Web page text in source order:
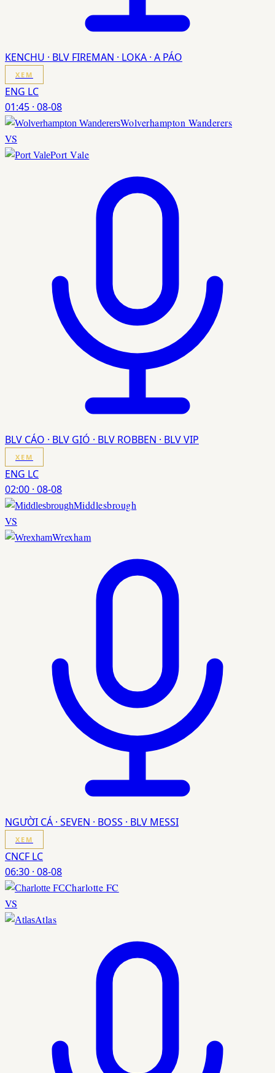
KENCHU · BLV FIREMAN · LOKA · A PÁO
XEM
ENG LC
01:45 · 08-08
Wolverhampton Wanderers
VS
Port Vale
BLV CÁO · BLV GIÓ · BLV ROBBEN · BLV VIP
XEM
ENG LC
02:00 · 08-08
Middlesbrough
VS
Wrexham
NGƯỜI CÁ · SEVEN · BOSS · BLV MESSI
XEM
CNCF LC
06:30 · 08-08
Charlotte FC
VS
Atlas